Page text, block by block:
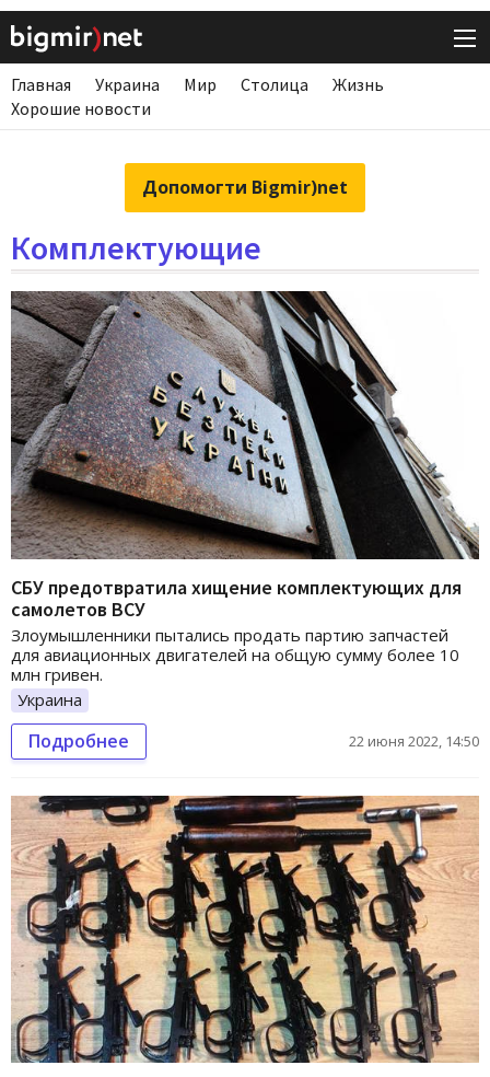
Главная Украина Мир Столица
Жизнь
Хорошие новости
Допомогти Bigmir)net
Комплектующие
СБУ предотвратила хищение комплектующих для
самолетов ВСУ
Злоумышленники пытались продать партию запчастей
для авиационных двигателей на общую сумму более 10
млн гривен.
Украина
Подробнее 22 июня 2022, 14:50